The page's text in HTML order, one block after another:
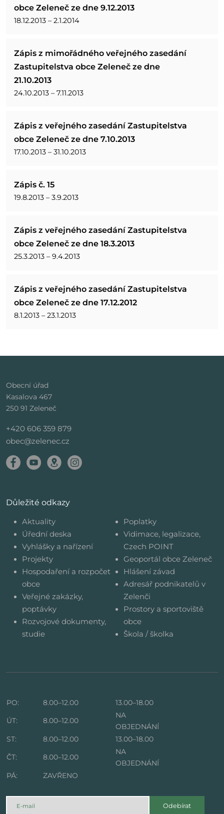
obce Zeleneč ze dne 9.12.2013
18.12.2013 – 2.1.2014
Zápis z mimořádného veřejného zasedání
Zastupitelstva obce Zeleneč ze dne
21.10.2013
24.10.2013 – 7.11.2013
Zápis z veřejného zasedání Zastupitelstva
obce Zeleneč ze dne 7.10.2013
17.10.2013 – 31.10.2013
Zápis č. 15
19.8.2013 – 3.9.2013
Zápis z veřejného zasedání Zastupitelstva
obce Zeleneč ze dne 18.3.2013
25.3.2013 – 9.4.2013
Zápis z veřejného zasedání Zastupitelstva
obce Zeleneč ze dne 17.12.2012
8.1.2013 – 23.1.2013
Obecní úřad
Kasalova 467
250 91 Zeleneč
+420 606 359 879
obec@zelenec.cz
Důležité odkazy
Aktuality
Úřední deska
Vyhlášky a nařízení
Projekty
Hospodaření a rozpočet
obce
Veřejné zakázky,
poptávky
Rozvojové dokumenty,
studie
Poplatky
Vidimace, legalizace,
Czech POINT
Geoportál obce Zeleneč
Hlášení závad
Adresář podnikatelů v
Zelenči
Prostory a sportoviště
obce
Škola / školka
PO: 8.00–12.00
13.00–18.00
ÚT:
8.00–12.00
NA
OBJEDNÁNÍ
ST:
8.00–12.00
13.00–18.00
ČT:
8.00–12.00
NA
OBJEDNÁNÍ
PÁ:
ZAVŘENO
Odebírat